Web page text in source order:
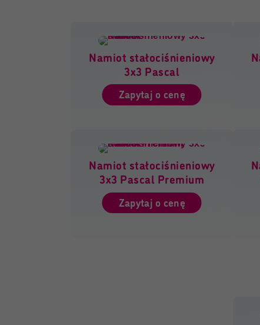
Namiot stałociśnieniowy
3x3 Pascal
Zapytaj o cenę
Namiot stałociśnieniowy
3x3 Pascal Premium
Zapytaj o cenę